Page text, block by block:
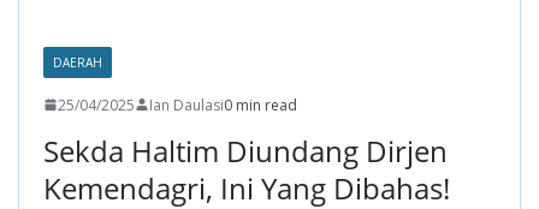
o
k p
DAERAH
25/04/2025 Ian Daulasi0 min read
Sekda Haltim Diundang Dirjen
Kemendagri, Ini Yang Dibahas!